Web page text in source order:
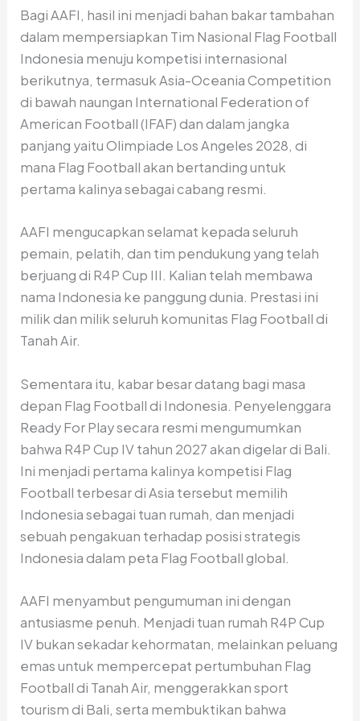
Bagi AAFI, hasil ini menjadi bahan bakar tambahan
dalam mempersiapkan Tim Nasional Flag Football
Indonesia menuju kompetisi internasional
berikutnya, termasuk Asia-Oceania Competition
di bawah naungan International Federation of
American Football (IFAF) dan dalam jangka
panjang yaitu Olimpiade Los Angeles 2028, di
mana Flag Football akan bertanding untuk
pertama kalinya sebagai cabang resmi.
AAFI mengucapkan selamat kepada seluruh
pemain, pelatih, dan tim pendukung yang telah
berjuang di R4P Cup III. Kalian telah membawa
nama Indonesia ke panggung dunia. Prestasi ini
milik dan milik seluruh komunitas Flag Football di
Tanah Air.
Sementara itu, kabar besar datang bagi masa
depan Flag Football di Indonesia. Penyelenggara
Ready For Play secara resmi mengumumkan
bahwa R4P Cup IV tahun 2027 akan digelar di Bali.
Ini menjadi pertama kalinya kompetisi Flag
Football terbesar di Asia tersebut memilih
Indonesia sebagai tuan rumah, dan menjadi
sebuah pengakuan terhadap posisi strategis
Indonesia dalam peta Flag Football global.
AAFI menyambut pengumuman ini dengan
antusiasme penuh. Menjadi tuan rumah R4P Cup
IV bukan sekadar kehormatan, melainkan peluang
emas untuk mempercepat pertumbuhan Flag
Football di Tanah Air, menggerakkan sport
tourism di Bali, serta membuktikan bahwa